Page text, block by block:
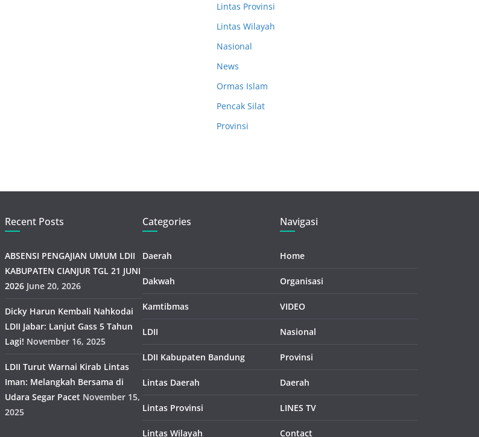
Lintas Provinsi
Lintas Wilayah
Nasional
News
Ormas Islam
Pencak Silat
Provinsi
Recent Posts
ABSENSI PENGAJIAN UMUM LDII
KABUPATEN CIANJUR TGL 21 JUNI
2026 June 20, 2026
Dicky Harun Kembali Nahkodai
LDII Jabar: Lanjut Gass 5 Tahun
Lagi! November 16, 2025
LDII Turut Warnai Kirab Lintas
Iman: Melangkah Bersama di
Udara Segar Pacet November 15,
2025
Categories
Daerah
Dakwah
Kamtibmas
LDII
LDII Kabupaten Bandung
Lintas Daerah
Lintas Provinsi
Lintas Wilayah
Navigasi
Home
Organisasi
VIDEO
Nasional
Provinsi
Daerah
LINES TV
Contact